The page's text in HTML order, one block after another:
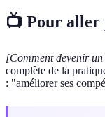
📺 Pour aller
[Comment devenir
complète de la
: "améliorer ses